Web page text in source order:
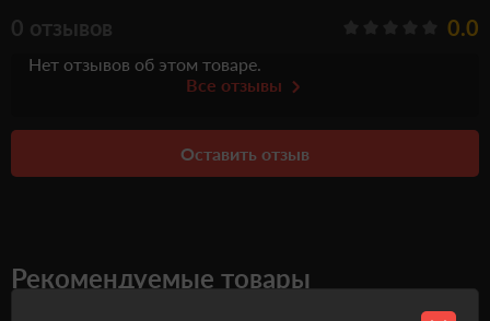
0 отзывов 0.0
Нет отзывов об этом товаре.
Все отзывы
Оставить отзыв
Рекомендуемые товары